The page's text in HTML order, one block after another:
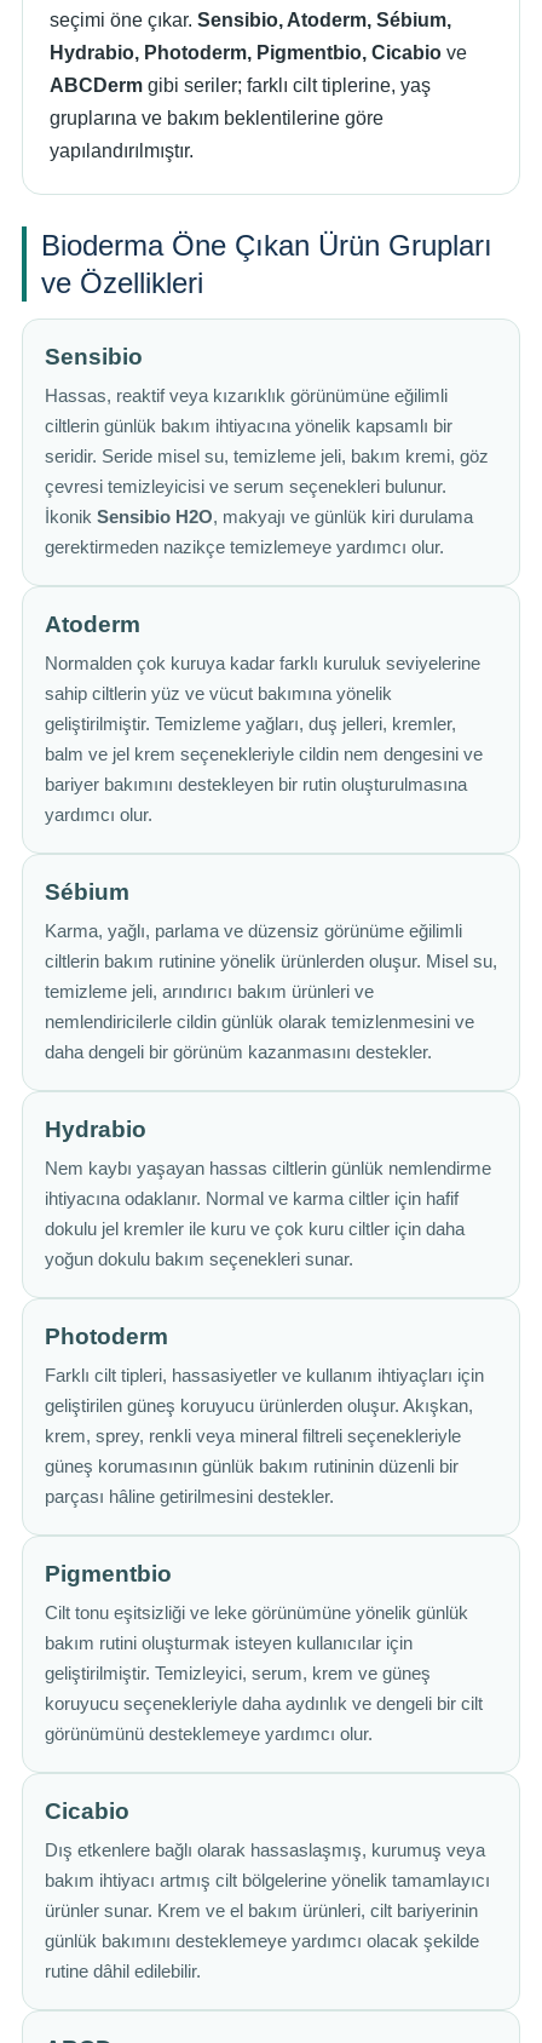
seçimi öne çıkar. Sensibio, Atoderm, Sébium,
Hydrabio, Photoderm, Pigmentbio, Cicabio ve
ABCDerm gibi seriler; farklı cilt tiplerine, yaş
gruplarına ve bakım beklentilerine göre
yapılandırılmıştır.
Bioderma Öne Çıkan Ürün Grupları
ve Özellikleri
Sensibio
Hassas, reaktif veya kızarıklık görünümüne eğilimli
ciltlerin günlük bakım ihtiyacına yönelik kapsamlı bir
seridir. Seride misel su, temizleme jeli, bakım kremi, göz
çevresi temizleyicisi ve serum seçenekleri bulunur.
İkonik Sensibio H2O, makyajı ve günlük kiri durulama
gerektirmeden nazikçe temizlemeye yardımcı olur.
Atoderm
Normalden çok kuruya kadar farklı kuruluk seviyelerine
sahip ciltlerin yüz ve vücut bakımına yönelik
geliştirilmiştir. Temizleme yağları, duş jelleri, kremler,
balm ve jel krem seçenekleriyle cildin nem dengesini ve
bariyer bakımını destekleyen bir rutin oluşturulmasına
yardımcı olur.
Sébium
Karma, yağlı, parlama ve düzensiz görünüme eğilimli
ciltlerin bakım rutinine yönelik ürünlerden oluşur. Misel su,
temizleme jeli, arındırıcı bakım ürünleri ve
nemlendiricilerle cildin günlük olarak temizlenmesini ve
daha dengeli bir görünüm kazanmasını destekler.
Hydrabio
Nem kaybı yaşayan hassas ciltlerin günlük nemlendirme
ihtiyacına odaklanır. Normal ve karma ciltler için hafif
dokulu jel kremler ile kuru ve çok kuru ciltler için daha
yoğun dokulu bakım seçenekleri sunar.
Photoderm
Farklı cilt tipleri, hassasiyetler ve kullanım ihtiyaçları için
geliştirilen güneş koruyucu ürünlerden oluşur. Akışkan,
krem, sprey, renkli veya mineral filtreli seçenekleriyle
güneş korumasının günlük bakım rutininin düzenli bir
parçası hâline getirilmesini destekler.
Pigmentbio
Cilt tonu eşitsizliği ve leke görünümüne yönelik günlük
bakım rutini oluşturmak isteyen kullanıcılar için
geliştirilmiştir. Temizleyici, serum, krem ve güneş
koruyucu seçenekleriyle daha aydınlık ve dengeli bir cilt
görünümünü desteklemeye yardımcı olur.
Cicabio
Dış etkenlere bağlı olarak hassaslaşmış, kurumuş veya
bakım ihtiyacı artmış cilt bölgelerine yönelik tamamlayıcı
ürünler sunar. Krem ve el bakım ürünleri, cilt bariyerinin
günlük bakımını desteklemeye yardımcı olacak şekilde
rutine dâhil edilebilir.